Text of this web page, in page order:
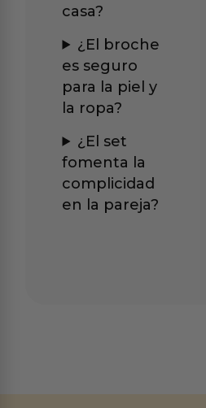
casa?
¿El broche
es seguro
para la piel y
la ropa?
¿El set
fomenta la
complicidad
en la pareja?